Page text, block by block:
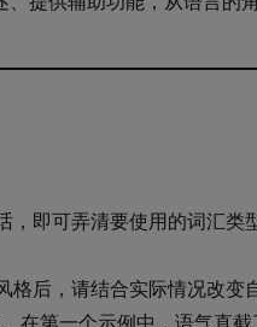
，即可弄清要使用的词汇
后，请结合实际情况改变